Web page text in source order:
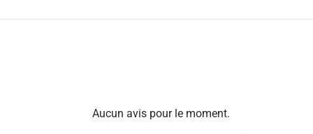
Aucun avis pour le moment.